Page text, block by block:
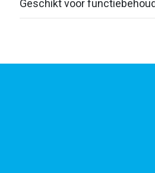
Geschikt voor functiebehoud